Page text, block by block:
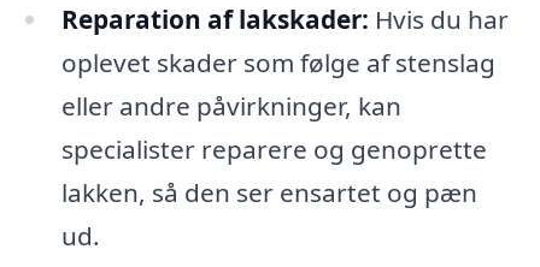
Reparation af lakskader: Hvis du har
oplevet skader som følge af stenslag
eller andre påvirkninger, kan
specialister reparere og genoprette
lakken, så den ser ensartet og pæn
ud.